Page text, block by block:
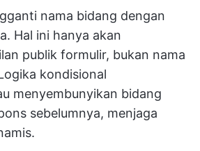
nama bidang dengan
Hal ini hanya akan
publik formulir, bukan nama
kondisional
menyembunyikan bidang
sebelumnya, menjaga